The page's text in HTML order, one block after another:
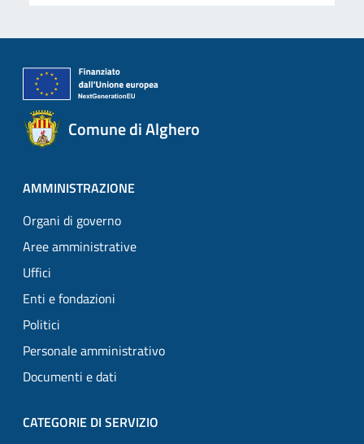
Comune di Alghero
AMMINISTRAZIONE
Organi di governo
Aree amministrative
Uffici
Enti e fondazioni
Politici
Personale amministrativo
Documenti e dati
CATEGORIE DI SERVIZIO